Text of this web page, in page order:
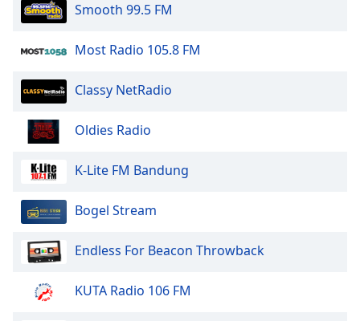
Smooth 99.5 FM
Most Radio 105.8 FM
Classy NetRadio
Oldies Radio
K-Lite FM Bandung
Bogel Stream
Endless For Beacon Throwback
KUTA Radio 106 FM